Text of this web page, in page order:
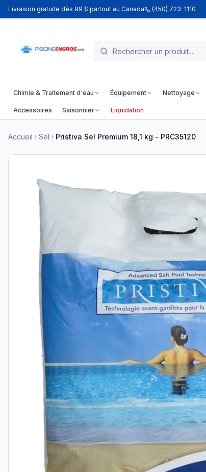
Livraison gratuite dès 99 $ partout au Canada (450) 723-1110
Chimie & Traitement d'eau Équipement Nettoyage
Accessoires Saisonnier Liquidation
Accueil Sel Pristiva Sel Premium 18,1 kg - PRC35120